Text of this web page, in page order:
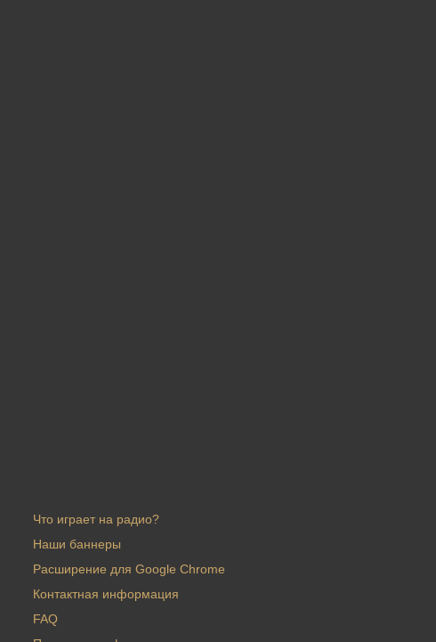
Что играет на радио?
Наши баннеры
Расширение для Google Chrome
Контактная информация
FAQ